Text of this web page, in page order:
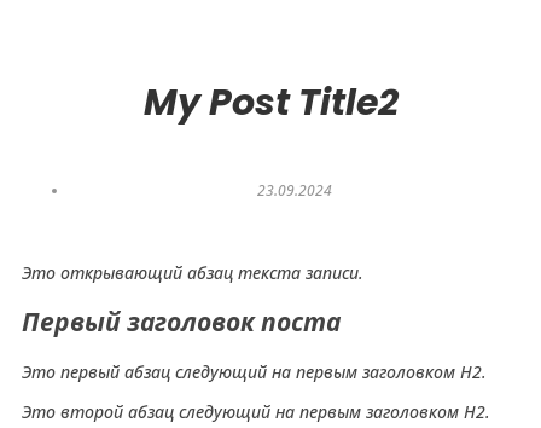
My Post Title2
23.09.2024
Это открывающий абзац текста записи.
Первый заголовок поста
Это первый абзац следующий на первым заголовком H2.
Это второй абзац следующий на первым заголовком H2.